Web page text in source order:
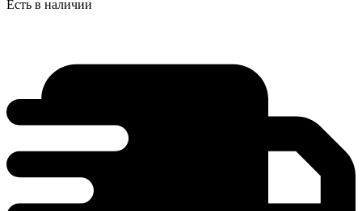
Есть в наличии